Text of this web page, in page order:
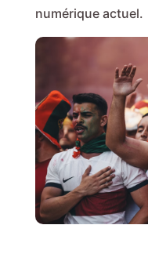
numérique actuel.